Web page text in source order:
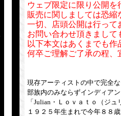
ウェブ限定に限り公開を
販売に関しましては恐
一切、店頭公開は行って
お問い合わせ頂きまし
以下本文はあくまでも
何卒ご理解ご了承の程、
現存アーティストの中で完全
部族内のみならずインディア
「Julian・Ｌｏｖａｔｏ（ジ
１９２５年生まれで今年８８